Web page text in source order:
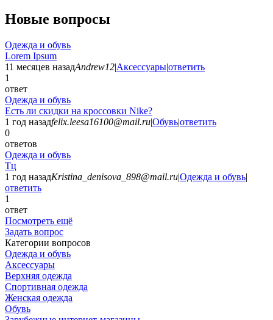
Новые вопросы
Одежда и обувь
Lorem Ipsum
11 месяцев назадAndrew12|Аксессуары|ответить
1
ответ
Одежда и обувь
Есть ли скидки на кроссовки Nike?
1 год назадfelix.leesa16100@mail.ru|Обувь|ответить
0
ответов
Одежда и обувь
Тц
1 год назадKristina_denisova_898@mail.ru|Одежда и обувь|
ответить
1
ответ
Посмотреть ещё
Задать вопрос
Категории вопросов
Одежда и обувь
Аксессуары
Верхняя одежда
Спортивная одежда
Женская одежда
Обувь